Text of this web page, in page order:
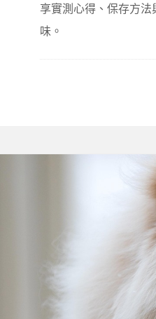
享實測心得、保存方
味。